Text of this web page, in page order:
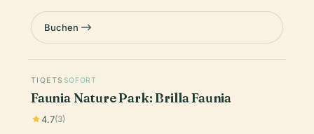
Buchen
TIQETS SOFORT
Faunia Nature Park: Brilla Faunia
4.7(3)